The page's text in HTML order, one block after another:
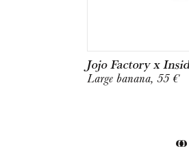
Jojo Factory x
Large banana, 55 €